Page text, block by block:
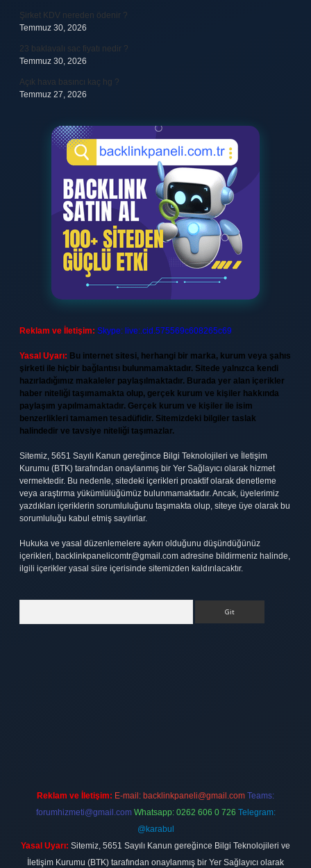
Şirket KDV nereden ödenir ?
Temmuz 30, 2026
23 baklavalı sac fiyatı nedir ?
Temmuz 30, 2026
Açık hava basıncı kaç hg ?
Temmuz 27, 2026
Reklam ve İletişim: Skype: live:.cid.575569c608265c69
Yasal Uyarı: Bu internet sitesi, herhangi bir marka, kurum veya şahıs
şirketi ile hiçbir bağlantısı bulunmamaktadır. Sitede yalnızca kendi
hazırladığımız makaleler paylaşılmaktadır. Burada yer alan içerikler
haber niteliği taşımamakta olup, gerçek kurum ve kişiler hakkında
paylaşım yapılmamaktadır. Gerçek kurum ve kişiler ile isim
benzerlikleri tamamen tesadüfidir. Sitemizdeki bilgiler taslak
halindedir ve tavsiye niteliği taşımazlar.
Sitemiz, 5651 Sayılı Kanun gereğince Bilgi Teknolojileri ve İletişim
Kurumu (BTK) tarafından onaylanmış bir Yer Sağlayıcı olarak hizmet
vermektedir. Bu nedenle, sitedeki içerikleri proaktif olarak denetleme
veya araştırma yükümlülüğümüz bulunmamaktadır. Ancak, üyelerimiz
yazdıkları içeriklerin sorumluluğunu taşımakta olup, siteye üye olarak bu
sorumluluğu kabul etmiş sayılırlar.
Hukuka ve yasal düzenlemelere aykırı olduğunu düşündüğünüz
içerikleri, backlinkpanelicomtr@gmail.com adresine bildirmeniz halinde,
ilgili içerikler yasal süre içerisinde sitemizden kaldırılacaktır.
Reklam ve İletişim: E-mail: backlinkpaneli@gmail.com Teams:
forumhizmeti@gmail.com Whatsapp: 0262 606 0 726 Telegram:
@karabul
Yasal Uyarı: Sitemiz, 5651 Sayılı Kanun gereğince Bilgi Teknolojileri ve
İletişim Kurumu (BTK) tarafından onaylanmış bir Yer Sağlayıcı olarak